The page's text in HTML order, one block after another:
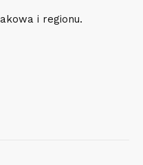
i regionu.